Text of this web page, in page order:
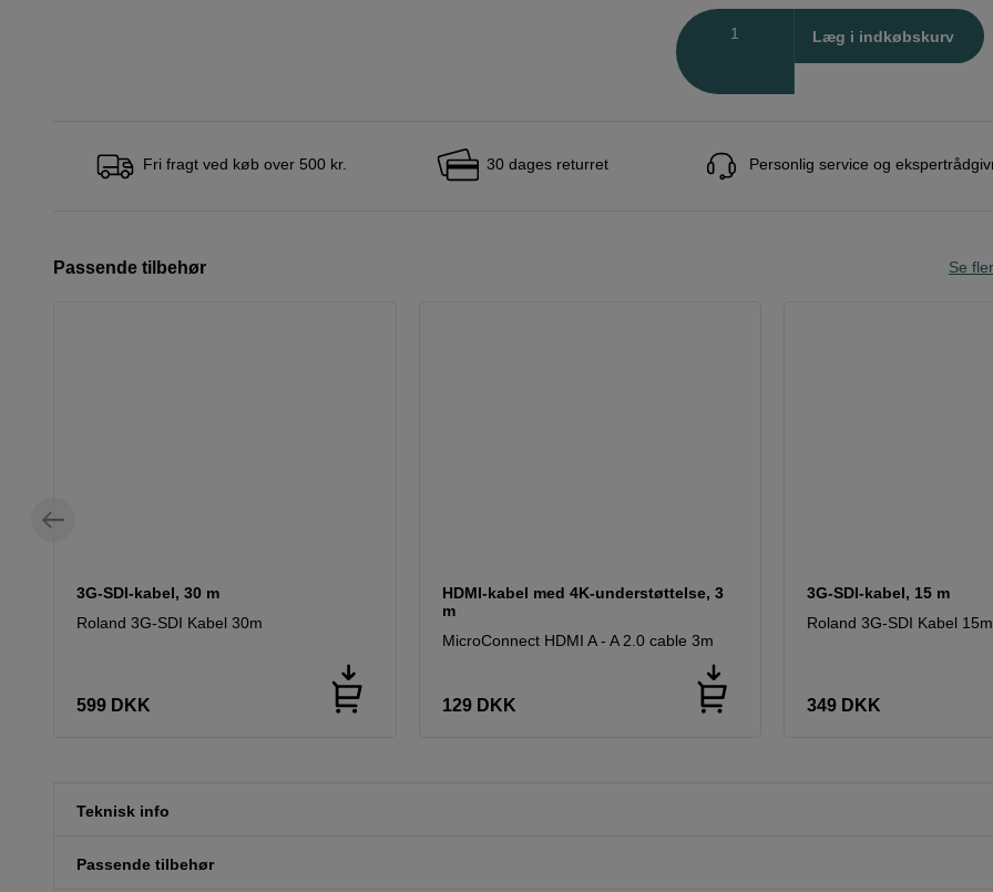
Læg i indkøbskurv
Fri fragt ved køb over 500 kr. 30 dages returret Personlig service og
Passende tilbehør Se
3G-SDI-kabel, 30 m
Roland 3G-SDI Kabel 30m
599 DKK
HDMI-kabel med 4K-understøttelse, 3
m
MicroConnect HDMI A - A 2.0 cable 3m
129 DKK
3G-SDI-kabel, 15 m
Roland 3G-SDI Kabel 15m
349 DKK
Teknisk info
Passende tilbehør